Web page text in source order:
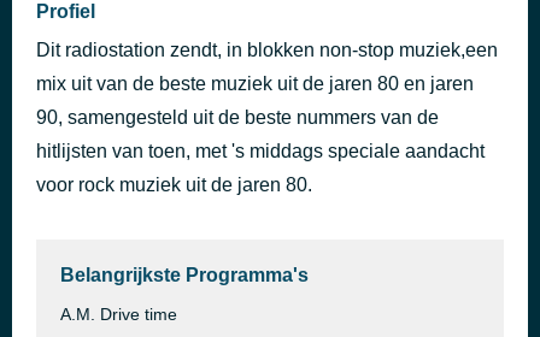
Profiel
Dit radiostation zendt, in blokken non-stop muziek,een
mix uit van de beste muziek uit de jaren 80 en jaren
90, samengesteld uit de beste nummers van de
hitlijsten van toen, met 's middags speciale aandacht
voor rock muziek uit de jaren 80.
Belangrijkste Programma's
A.M. Drive time